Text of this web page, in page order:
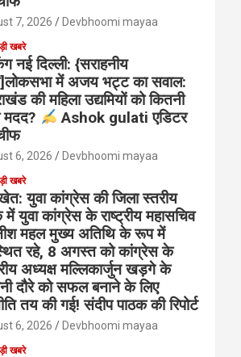
7, 2026 Devbhoomi mayaa
खबरे
नई दिल्ली: {सराहनीय
में अजय भट्ट का सवाल:
की महिला उद्यमियों को कितनी
मदद?
Ashok gulati एडिटर
6, 2026 Devbhoomi mayaa
खबरे
युवा कांग्रेस की जिला स्तरीय
युवा कांग्रेस के राष्ट्रीय महासचिव
महल मुख्य अतिथि के रूप में
रहे, 8 अगस्त को कांग्रेस के
अध्यक्ष मल्लिकार्जुन खड़गे के
दौरे को सफल बनाने के लिए
तय की गई! संदीप पाठक की रिपोर्ट
6, 2026 Devbhoomi mayaa
खबरे